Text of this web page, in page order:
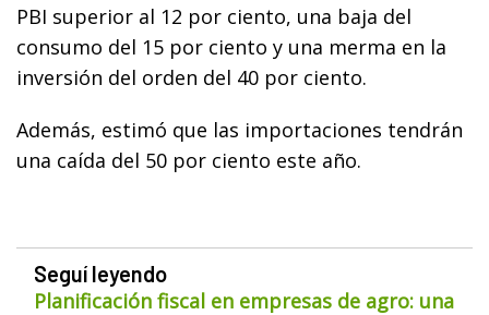
PBI superior al 12 por ciento, una baja del
consumo del 15 por ciento y una merma en la
inversión del orden del 40 por ciento.
Además, estimó que las importaciones tendrán
una caída del 50 por ciento este año.
Seguí leyendo
Planificación fiscal en empresas de agro: una